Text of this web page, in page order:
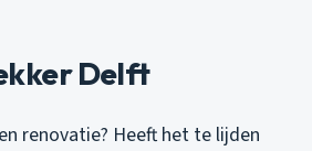
Delft
renovatie? Heeft het te lijden